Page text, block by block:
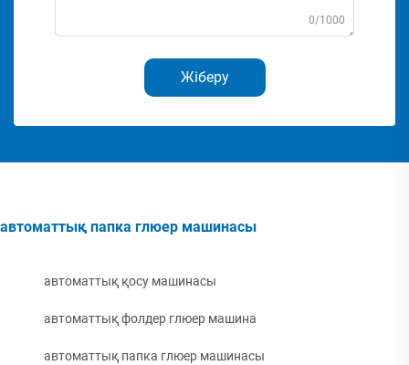
0/1000
Жіберу
автоматтық папка глюер машинасы
автоматтық қосу машинасы
автоматтық фолдер глюер машина
автоматтық папка глюер машинасы